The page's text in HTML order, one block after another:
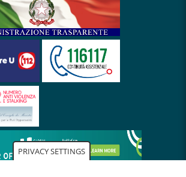
PRIVACY SETTINGS